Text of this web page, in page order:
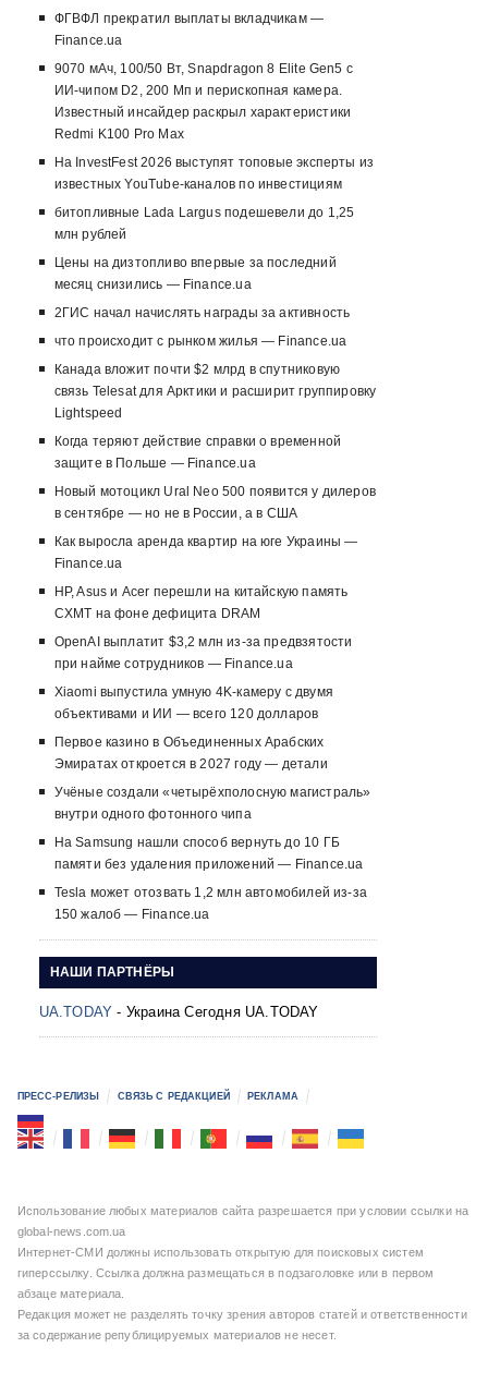
ФГВФЛ прекратил выплаты вкладчикам —
Finance.ua
9070 мАч, 100/50 Вт, Snapdragon 8 Elite Gen5 с
ИИ-чипом D2, 200 Мп и перископная камера.
Известный инсайдер раскрыл характеристики
Redmi K100 Pro Max
На InvestFest 2026 выступят топовые эксперты из
известных YouTube-каналов по инвестициям
битопливные Lada Largus подешевели до 1,25
млн рублей
Цены на дизтопливо впервые за последний
месяц снизились — Finance.ua
2ГИС начал начислять награды за активность
что происходит с рынком жилья — Finance.ua
Канада вложит почти $2 млрд в спутниковую
связь Telesat для Арктики и расширит группировку
Lightspeed
Когда теряют действие справки о временной
защите в Польше — Finance.ua
Новый мотоцикл Ural Neo 500 появится у дилеров
в сентябре — но не в России, а в США
Как выросла аренда квартир на юге Украины —
Finance.ua
HP, Asus и Acer перешли на китайскую память
CXMT на фоне дефицита DRAM
OpenAI выплатит $3,2 млн из-за предвзятости
при найме сотрудников — Finance.ua
Xiaomi выпустила умную 4K-камеру с двумя
объективами и ИИ — всего 120 долларов
Первое казино в Объединенных Арабских
Эмиратах откроется в 2027 году — детали
Учёные создали «четырёхполосную магистраль»
внутри одного фотонного чипа
На Samsung нашли способ вернуть до 10 ГБ
памяти без удаления приложений — Finance.ua
Tesla может отозвать 1,2 млн автомобилей из-за
150 жалоб — Finance.ua
НАШИ ПАРТНЁРЫ
UA.TODAY - Украина Сегодня UA.TODAY
ПРЕСС-РЕЛИЗЫ СВЯЗЬ С РЕДАКЦИЕЙ РЕКЛАМА
Использование любых материалов сайта разрешается при условии ссылки на
global-news.com.ua
Интернет-СМИ должны использовать открытую для поисковых систем
гиперссылку. Ссылка должна размещаться в подзаголовке или в первом
абзаце материала.
Редакция может не разделять точку зрения авторов статей и ответственности
за содержание републицируемых материалов не несет.